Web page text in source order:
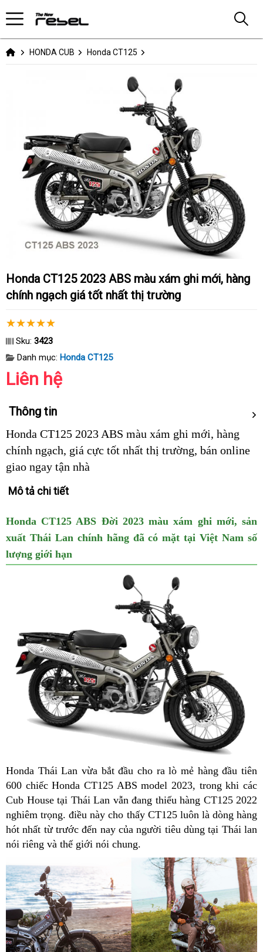
HONDA CUB Honda CT125
Honda CT125 2023 ABS màu xám ghi mới, hàng
chính ngạch giá tốt nhất thị trường
Sku: 3423
Danh mục: Honda CT125
Liên hệ
Thông tin
Honda CT125 2023 ABS màu xám ghi mới, hàng
chính ngạch, giá cực tốt nhất thị trường, bán online
giao ngay tận nhà
Mô tả chi tiết
Honda CT125 ABS Đời 2023 màu xám ghi mới, sản
xuất Thái Lan chính hãng đã có mặt tại Việt Nam số
lượng giới hạn
Honda Thái Lan vừa bắt đầu cho ra lò mẻ hàng đầu tiên
600 chiếc Honda CT125 ABS model 2023, trong khi các
Cub House tại Thái Lan vẫn đang thiếu hàng CT125 2022
nghiêm trọng. điều này cho thấy CT125 luôn là dòng hàng
hót nhất từ trước đến nay của người tiêu dùng tại Thái lan
nói riêng và thế giới nói chung.